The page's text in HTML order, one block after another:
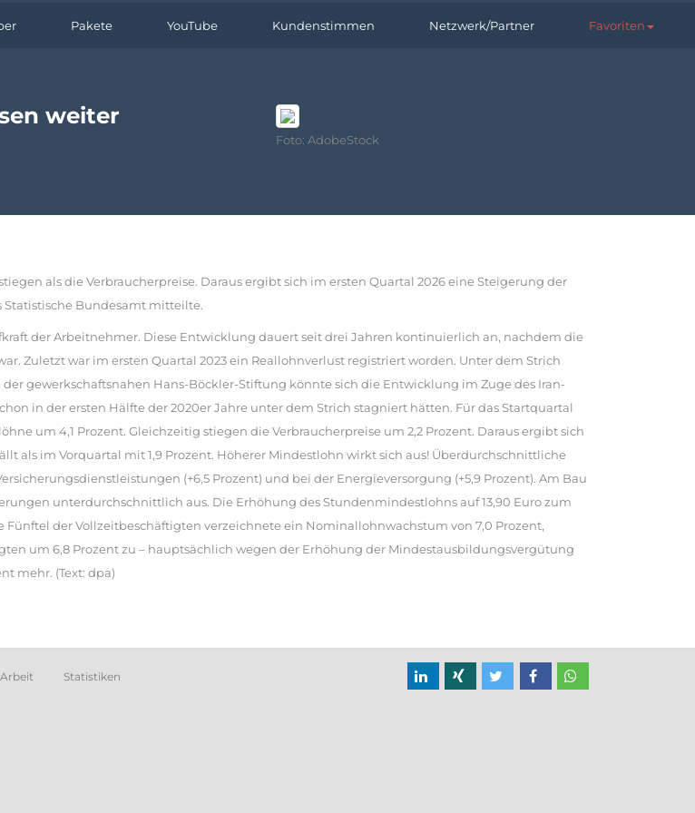
Pakete YouTube Kundenstimmen Netzwerk/Partner Favoriten
weiter
Foto: AdobeStock
als die Verbraucherpreise. Daraus ergibt sich im ersten Quartal 2026 eine Steigerung der
Statistische Bundesamt mitteilte.
der Arbeitnehmer. Diese Entwicklung dauert seit drei Jahren kontinuierlich an, nachdem die
Zuletzt war im ersten Quartal 2023 ein Reallohnverlust registriert worden. Unter dem Strich
gewerkschaftsnahen Hans-Böckler-Stiftung könnte sich die Entwicklung im Zuge des Iran-
in der ersten Hälfte der 2020er Jahre unter dem Strich stagniert hätten. Für das Startquartal
um 4,1 Prozent. Gleichzeitig stiegen die Verbraucherpreise um 2,2 Prozent. Daraus ergibt sich
als im Vorquartal mit 1,9 Prozent. Höherer Mindestlohn wirkt sich aus! Überdurchschnittliche
(+6,5 Prozent) und bei der Energieversorgung (+5,9 Prozent). Am Bau
unterdurchschnittlich aus. Die Erhöhung des Stundenmindestlohns auf 13,90 Euro zum
der Vollzeitbeschäftigten verzeichnete ein Nominallohnwachstum von 7,0 Prozent,
um 6,8 Prozent zu – hauptsächlich wegen der Erhöhung der Mindestausbildungsvergütung
mehr. (Text: dpa)
Statistiken